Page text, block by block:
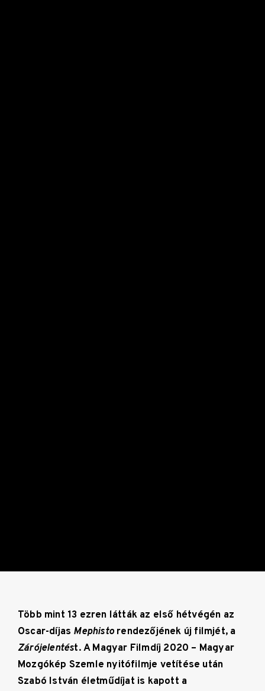
Több mint 13 ezren látták az első hétvégén az
Oscar-díjas Mephistorendezőjének új filmjét, a
Zárójelentést. AMagyar Filmdíj 2020 – Magyar
Mozgókép Szemle nyitófilmje vetítése után
Szabó István életműdíjat is kapott a